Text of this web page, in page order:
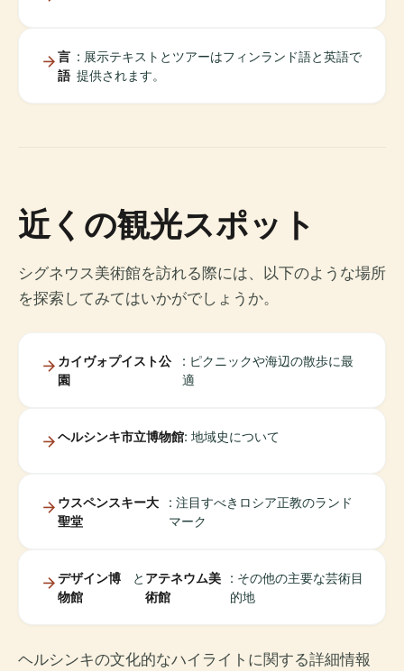
言
語
: 展示テキストとツアーはフィンランド語と英語で
提供されます。
近くの観光スポット
シグネウス美術館を訪れる際には、以下のような場所
を探索してみてはいかがでしょうか。
カイヴォプイスト公
園
: ピクニックや海辺の散歩に最
適
ヘルシンキ市立博物館: 地域史について
ウスペンスキー大
聖堂
: 注目すべきロシア正教のランド
マーク
デザイン博
物館
と アテネウム美
術館
: その他の主要な芸術目
的地
ヘルシンキの文化的なハイライトに関する詳細情報